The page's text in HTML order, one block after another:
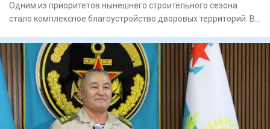
Одним из приоритетов нынешнего строительного сезона
стало комплексное благоустройство дворовых территорий. В